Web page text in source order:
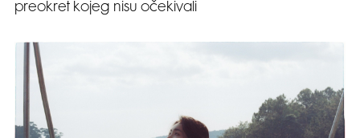
preokret kojeg nisu očekivali